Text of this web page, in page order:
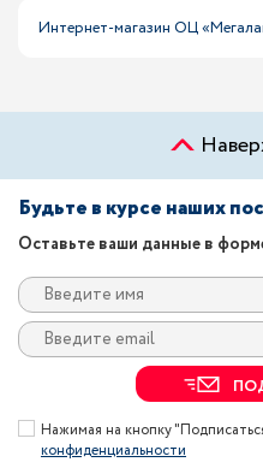
Интернет-магазин ОЦ
Будьте в курсе наших
Оставьте ваши данные в
Нажимая на кнопку
конфиденциальности